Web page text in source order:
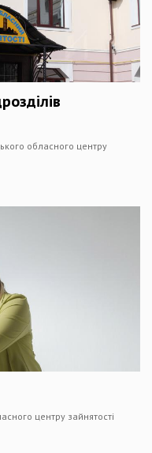
обласного центру
центру зайнятості